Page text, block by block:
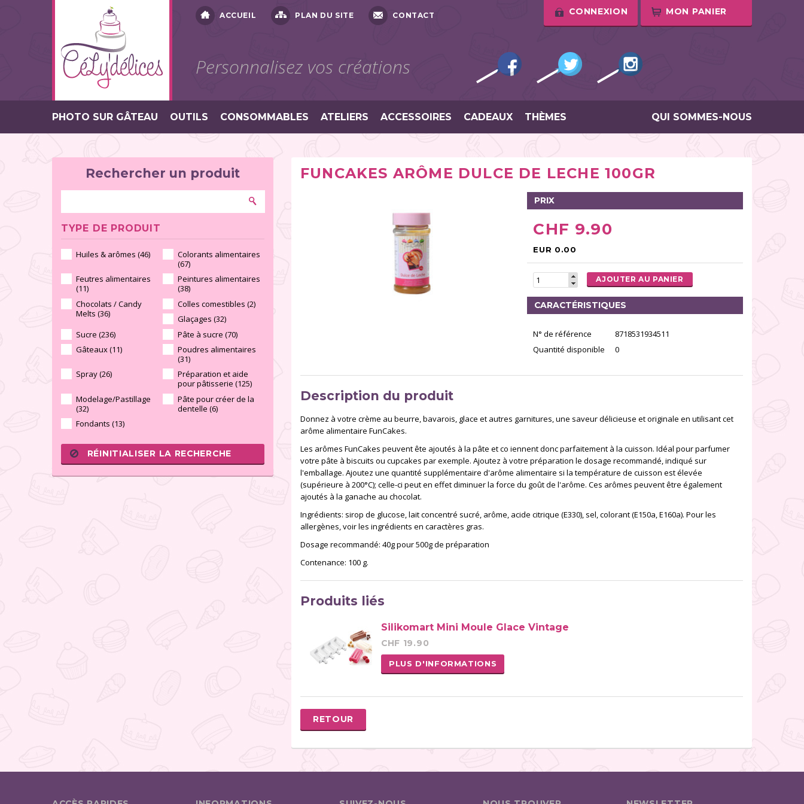
ACCUEIL PLAN DU SITE CONTACT CONNEXION MON PANIER
Personnalisez vos créations
PHOTO SUR GÂTEAU OUTILS CONSOMMABLES ATELIERS ACCESSOIRES CADEAUX THÈMES QUI SOMMES-NOUS
Rechercher un produit
TYPE DE PRODUIT
Huiles & arômes (46)
Colorants alimentaires
(67)
Feutres alimentaires
(11)
Peintures alimentaires
(38)
Chocolats / Candy
Melts (36)
Colles comestibles (2)
Glaçages (32)
Sucre (236)
Pâte à sucre (70)
Gâteaux (11)
Poudres alimentaires
(31)
Spray (26)
Préparation et aide
pour pâtisserie (125)
Modelage/Pastillage
(32)
Pâte pour créer de la
dentelle (6)
Fondants (13)
RÉINITIALISER LA RECHERCHE
FUNCAKES ARÔME DULCE DE LECHE 100GR
PRIX
CHF 9.90
EUR 0.00
AJOUTER AU PANIER
CARACTÉRISTIQUES
N° de référence
8718531934511
Quantité disponible
0
Description du produit
Donnez à votre crème au beurre, bavarois, glace et autres garnitures, une saveur délicieuse et originale en utilisant cet
arôme alimentaire FunCakes.
Les arômes FunCakes peuvent ête ajoutés à la pâte et co iennent donc parfaitement à la cuisson. Idéal pour parfumer
votre pâte à biscuits ou cupcakes par exemple. Ajoutez à votre préparation le dosage recommandé, indiqué sur
l'emballage. Ajoutez une quantité supplémentaire d'arôme alimentaire si la température de cuisson est élevée
(supérieure à 200°C); celle-ci peut en effet diminuer la force du goût de l'arôme. Ces arômes peuvent être également
ajoutés à la ganache au chocolat.
Ingrédients: sirop de glucose, lait concentré sucré, arôme, acide citrique (E330), sel, colorant (E150a, E160a). Pour les
allergènes, voir les ingrédients en caractères gras.
Dosage recommandé: 40g pour 500g de préparation
Contenance: 100 g.
Produits liés
Silikomart Mini Moule Glace Vintage
CHF 19.90
PLUS D'INFORMATIONS
RETOUR